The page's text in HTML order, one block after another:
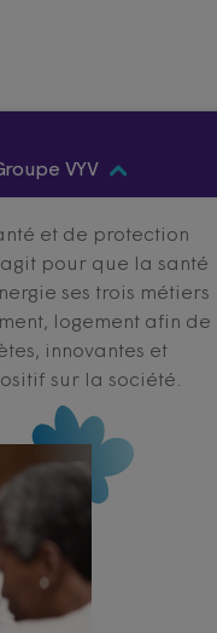
VYV
et de protection
pour que la santé
ses trois métiers
logement afin de
innovantes et
sur la société.